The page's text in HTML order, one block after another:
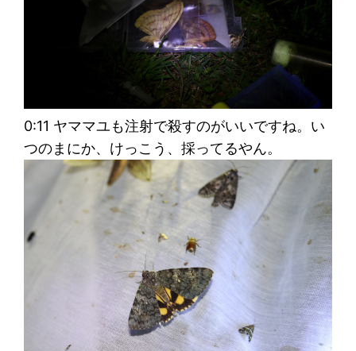
0:11 ヤママユも注射で殺すのがいいですね。い
つのまにか、けっこう、採ってるやん。